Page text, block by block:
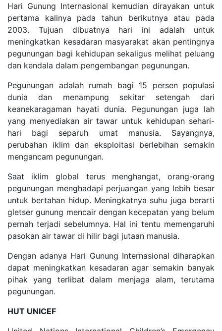
Hari Gunung Internasional kemudian dirayakan untuk
pertama kalinya pada tahun berikutnya atau pada
2003. Tujuan dibuatnya hari ini adalah untuk
meningkatkan kesadaran masyarakat akan pentingnya
pegunungan bagi kehidupan sekaligus melihat peluang
dan kendala dalam pengembangan pegunungan.
Pegunungan adalah rumah bagi 15 persen populasi
dunia dan menampung sekitar setengah dari
keanekaragaman hayati dunia. Pegunungan juga lah
yang menyediakan air tawar untuk kehidupan sehari-
hari bagi separuh umat manusia. Sayangnya,
perubahan iklim dan eksploitasi berlebihan semakin
mengancam pegunungan.
Saat iklim global terus menghangat, orang-orang
pegunungan menghadapi perjuangan yang lebih besar
untuk bertahan hidup. Meningkatnya suhu juga berarti
gletser gunung mencair dengan kecepatan yang belum
pernah terjadi sebelumnya. Hal ini tentu memengaruhi
pasokan air tawar di hilir bagi jutaan manusia.
Dengan adanya Hari Gunung Internasional diharapkan
dapat meningkatkan kesadaran agar semakin banyak
pihak yang terlibat dalam menjaga alam, terutama
pegunungan.
HUT UNICEF